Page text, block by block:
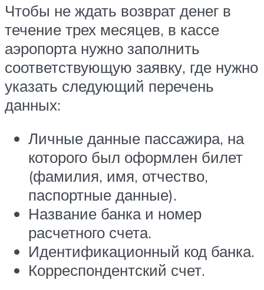
Чтобы не ждать возврат денег в
течение трех месяцев, в кассе
аэропорта нужно заполнить
соответствующую заявку, где нужно
указать следующий перечень
данных:
Личные данные пассажира, на
которого был оформлен билет
(фамилия, имя, отчество,
паспортные данные).
Название банка и номер
расчетного счета.
Идентификационный код банка.
Корреспондентский счет.